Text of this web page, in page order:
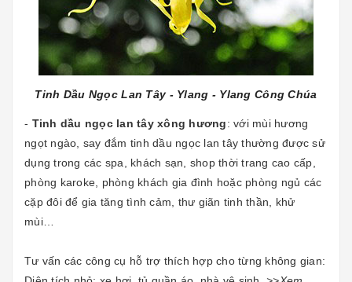
Tinh Dầu Ngọc Lan Tây - Ylang - Ylang Công Chúa
- Tinh dầu ngọc lan tây xông hương: với mùi hương
ngọt ngào, say đắm tinh dầu ngọc lan tây thường được sử
dụng trong các spa, khách sạn, shop thời trang cao cấp,
phòng karoke, phòng khách gia đình hoặc phòng ngủ các
cặp đôi để gia tăng tình cảm, thư giãn tinh thần, khử
mùi…
Tư vấn các công cụ hỗ trợ thích hợp cho từng không gian: